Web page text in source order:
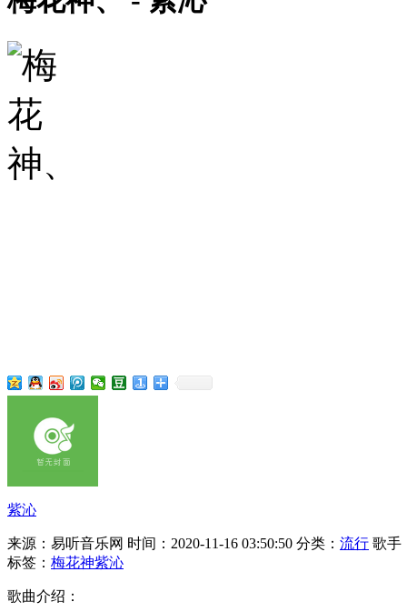
紫沁
来源：易听音乐网 时间：2020-11-16 03:50:50 分类： 流行 歌手
标签： 梅花神紫沁
歌曲介绍：